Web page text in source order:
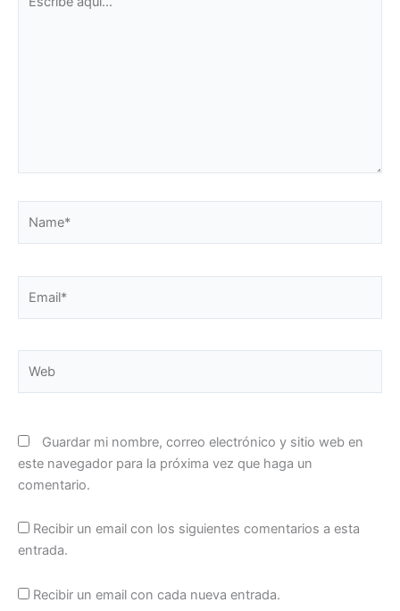
aquí...
Guardar mi nombre, correo electrónico y sitio web en
este navegador para la próxima vez que haga un
comentario.
Recibir un email con los siguientes comentarios a esta
entrada.
Recibir un email con cada nueva entrada.